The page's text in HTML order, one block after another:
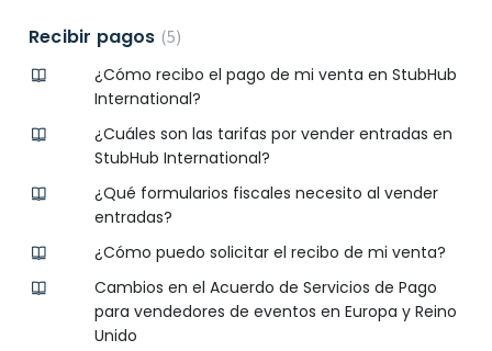
Recibir pagos 5
¿Cómo recibo el pago de mi venta en StubHub
International?
¿Cuáles son las tarifas por vender entradas en
StubHub International?
¿Qué formularios fiscales necesito al vender
entradas?
¿Cómo puedo solicitar el recibo de mi venta?
Cambios en el Acuerdo de Servicios de Pago
para vendedores de eventos en Europa y Reino
Unido